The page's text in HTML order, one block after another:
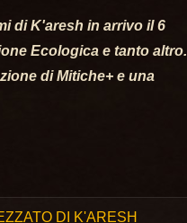
di K'aresh in arrivo il 6
Ecologica e tanto altro.
di Mitiche+ e una
DI K'ARESH